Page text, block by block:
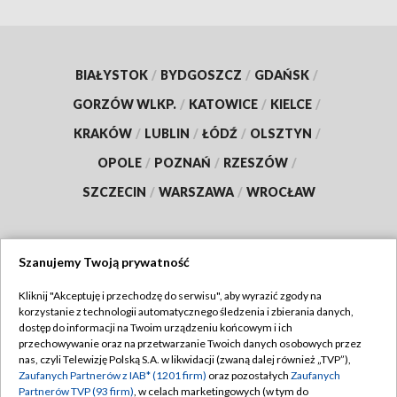
BIAŁYSTOK / BYDGOSZCZ / GDAŃSK /
GORZÓW WLKP. / KATOWICE / KIELCE /
KRAKÓW / LUBLIN / ŁÓDŹ / OLSZTYN /
OPOLE / POZNAŃ / RZESZÓW /
SZCZECIN / WARSZAWA / WROCŁAW
TVP
Abonament TVP
Emisja w TVP
Regulamin TVP
Polityka prywatności
Szanujemy Twoją prywatność
Kliknij "Akceptuję i przechodzę do serwisu", aby wyrazić zgody na
korzystanie z technologii automatycznego śledzenia i zbierania danych,
dostęp do informacji na Twoim urządzeniu końcowym i ich
przechowywanie oraz na przetwarzanie Twoich danych osobowych przez
nas, czyli Telewizję Polską S.A. w likwidacji (zwaną dalej również „TVP”),
Zaufanych Partnerów z IAB* (1201 firm) oraz pozostałych Zaufanych
Partnerów TVP (93 firm), w celach marketingowych (w tym do